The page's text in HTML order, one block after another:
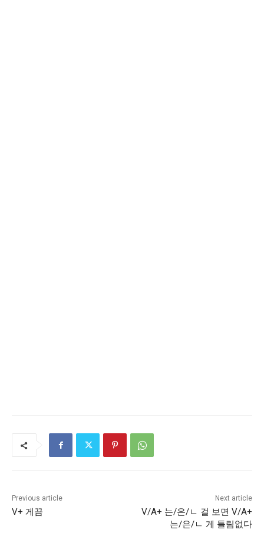
Previous article
V+ 게끔
Next article
V/A+ 는/은/ㄴ 걸 보면 V/A+
는/은/ㄴ 게 틀림없다